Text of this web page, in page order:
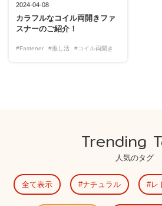
2024-04-08
カラフルなコイル両開きファ
スナーのご紹介！
#Fastener #推し活 #コイル両開き
Trending
人気のタグ
全て表示 ナチュラル レ